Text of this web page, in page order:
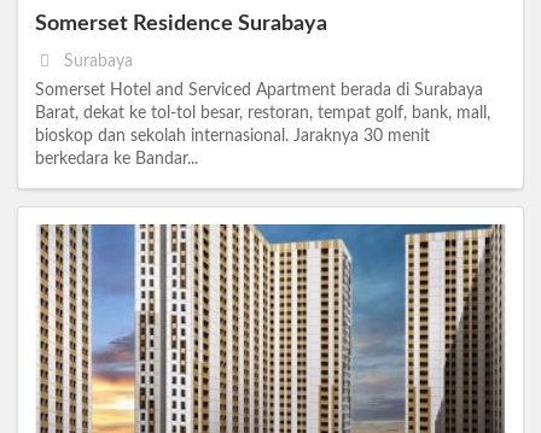
Somerset Residence Surabaya
Surabaya
Somerset Hotel and Serviced Apartment berada di Surabaya
Barat, dekat ke tol-tol besar, restoran, tempat golf, bank, mall,
bioskop dan sekolah internasional. Jaraknya 30 menit
berkedara ke Bandar...